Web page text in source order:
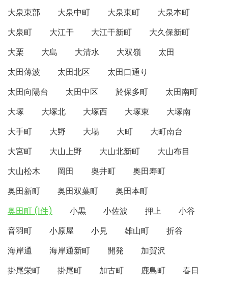
大泉東部
大泉中町 大泉東町
大泉本町
大泉町
大江干 大江干新町
大久保新町
大栗
大島 大清水 大双嶺
太田
太田薄波
太田北区
太田口通り
太田向陽台
太田中区 於保多町
太田南町
大塚
大塚北 大塚西 大塚東
大塚南
大手町
大野 大場 大町
大町南台
大宮町
大山上野 大山北新町
大山布目
大山松木
岡田 奥井町
奥田寿町
奥田新町
奥田双葉町
奥田本町
奥田町 (1件)
小黒 小佐波 押上
小谷
音羽町
小原屋 小見 雄山町
折谷
海岸通
海岸通新町 開発
加賀沢
掛尾栄町
掛尾町 加古町 鹿島町
春日